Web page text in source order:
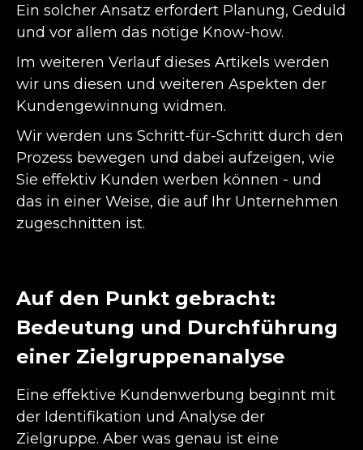
Ein solcher Ansatz erfordert Planung, Geduld
und vor allem das nötige Know-how.
Im weiteren Verlauf dieses Artikels werden
wir uns diesen und weiteren Aspekten der
Kundengewinnung widmen.
Wir werden uns Schritt-für-Schritt durch den
Prozess bewegen und dabei aufzeigen, wie
Sie effektiv Kunden werben können - und
das in einer Weise, die auf Ihr Unternehmen
zugeschnitten ist.
Auf den Punkt gebracht:
Bedeutung und Durchführung
einer Zielgruppenanalyse
Eine effektive Kundenwerbung beginnt mit
der Identifikation und Analyse der
Zielgruppe. Aber was genau ist eine